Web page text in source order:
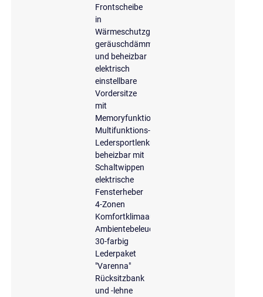
Frontscheibe
in
Wärmeschutzglas
geräuschdämmend
und beheizbar
elektrisch
einstellbare
Vordersitze
mit
Memoryfunktion
Multifunktions-
Ledersportlenkrad,
beheizbar mit
Schaltwippen
elektrische
Fensterheber
4-Zonen
Komfortklimaautomatik
Ambientebeleuchtung
30-farbig
Lederpaket
"Varenna"
Rücksitzbank
und -lehne